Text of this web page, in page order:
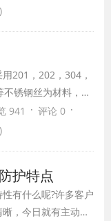
极上，阳极用锌。
201，202，304，
锈钢丝为材料，通
术加工制成。
941 · 评论 0 ·
护特点
有什么呢?许多客户
，今日就有主动防